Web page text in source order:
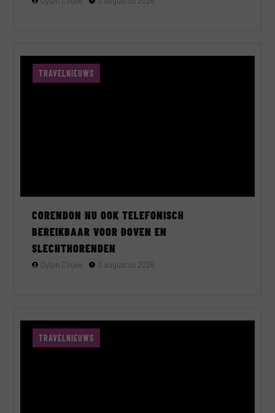
TRAVELNIEUWS
CORENDON NU OOK TELEFONISCH
BEREIKBAAR VOOR DOVEN EN
SLECHTHORENDEN
Dylan Cinjee 3 augustus 2026
TRAVELNIEUWS